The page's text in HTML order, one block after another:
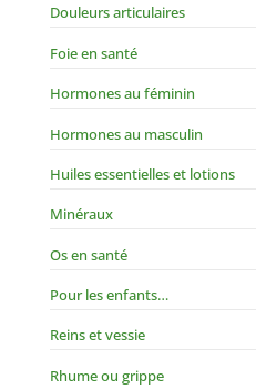
Douleurs articulaires
Foie en santé
Hormones au féminin
Hormones au masculin
Huiles essentielles et lotions
Minéraux
Os en santé
Pour les enfants…
Reins et vessie
Rhume ou grippe